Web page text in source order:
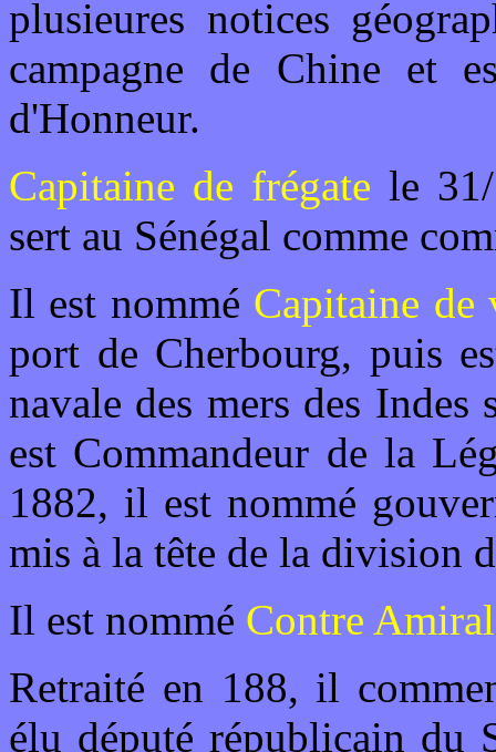
plusieures notices
campagne de Chine et
d'Honneur.
Capitaine de frégate le
sert au Sénégal comme
Il est nommé Capitaine de
port de Cherbourg, puis
navale des mers des
est Commandeur de la
1882, il est nommé
mis à la tête de la division
Il est nommé Contre Amiral
Retraité en 188, il
élu député républicain du